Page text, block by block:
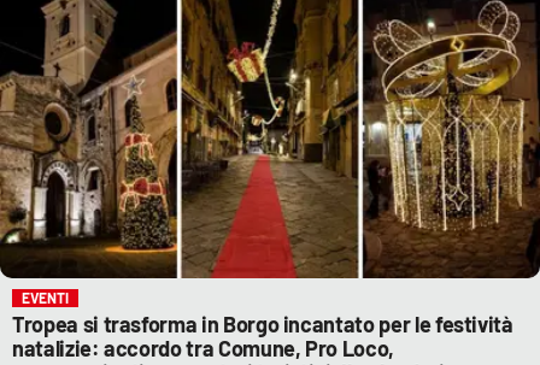
EVENTI
Tropea si trasforma in Borgo incantato per le festività
natalizie: accordo tra Comune, Pro Loco,